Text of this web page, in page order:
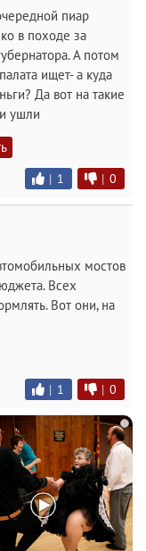
пиар
в походе за
А потом
ищет- а куда
Да вот на такие
ушли
| 1 | 0
мостов
Всех
Вот они, на
| 1 | 0
i